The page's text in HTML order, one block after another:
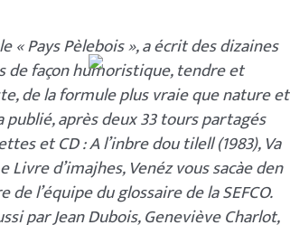
« Pays Pèlebois », a écrit des dizaines
façon humoristique, tendre et
de la formule plus vraie que nature et
après deux 33 tours partagés
et CD : A l’inbre dou tilell (1983), Va
d’imajhes, Venéz vous sacàe den
l’équipe du glossaire de la SEFCO.
par Jean Dubois, Geneviève Charlot,